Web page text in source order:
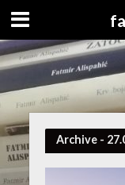
Archive -